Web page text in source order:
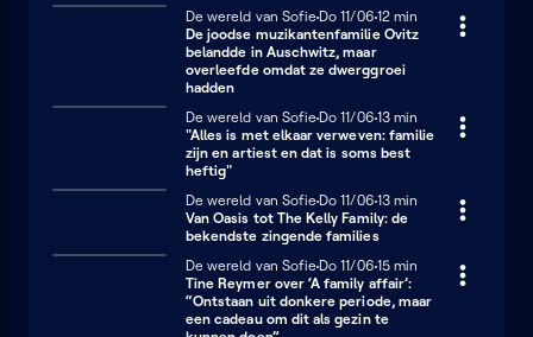
De wereld van SofieDonderdag 11 juni
Do 11/06 12 minuten
12 min
De joodse muzikantenfamilie Ovitz
belandde in Auschwitz, maar
overleefde omdat ze dwerggroei
hadden
De wereld van SofieDonderdag 11 juni
Do 11/06 13 minuten
13 min
"Alles is met elkaar verweven: familie
zijn en artiest en dat is soms best
heftig"
De wereld van SofieDonderdag 11 juni
Do 11/06 13 minuten
13 min
Van Oasis tot The Kelly Family: de
bekendste zingende families
De wereld van SofieDonderdag 11 juni
Do 11/06 15 minuten
15 min
Tine Reymer over ‘A family affair’:
“Ontstaan uit donkere periode, maar
een cadeau om dit als gezin te